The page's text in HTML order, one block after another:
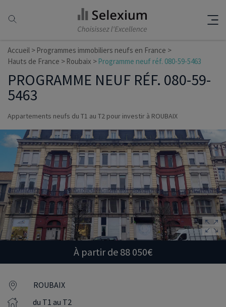
Accueil
Programmes immobiliers neufs en France
Hauts de France
Roubaix Programme neuf réf. 080-59-5463
PROGRAMME NEUF RÉF. 080-59-
5463
Appartements neufs du T1 au T2 pour investir à ROUBAIX
À partir de 88 050€
ROUBAIX
du T1 au T2